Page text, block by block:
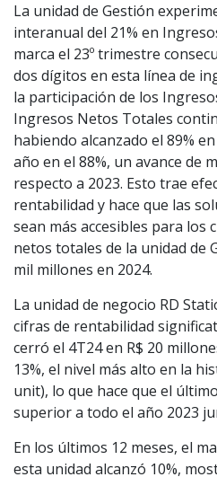
La unidad de Gestión
interanual del 21% en
marca el 23º trimestre
dos dígitos en esta línea de
la participación de los
Ingresos Netos Totales
habiendo alcanzado el 89%
año en el 88%, un avance de
respecto a 2023. Esto trae
rentabilidad y hace que las
sean más accesibles para los
netos totales de la unidad de
mil millones en 2024.
La unidad de negocio RD
cifras de rentabilidad
cerró el 4T24 en R$ 20
13%, el nivel más alto en la
unit), lo que hace que el
superior a todo el año 2023
En los últimos 12 meses, el
esta unidad alcanzó 10%,